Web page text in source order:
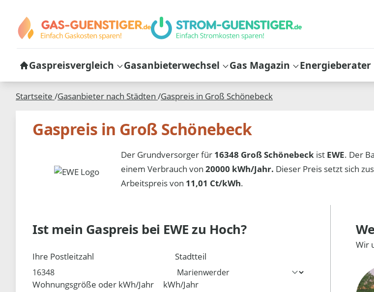
Gaspreisvergleich Gasanbieterwechsel Gas Magazin Energieberater
Startseite /Gasanbieter nach Städten /Gaspreis in Groß Schönebeck
Gaspreis in Groß Schönebeck
Der Grundversorger für 16348 Groß Schönebeck ist EWE. Der
einem Verbrauch von20000 kWh/Jahr. Dieser Preis setzt sich
Arbeitspreis von 11,01 Ct/kWh.
Ist mein Gaspreis bei EWEzu Hoch?
Ihre Postleitzahl Stadtteil
Wohnungsgröße oder kWh/Jahr
kWh/Jahr
Wir